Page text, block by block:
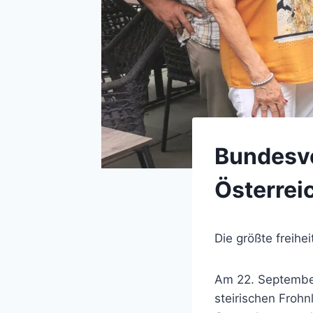
Die größte
Am 22.
steirischen